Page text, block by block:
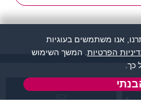
אנו משתמשים בעוגיות
הפרטיות . המשך השימוש
כך.